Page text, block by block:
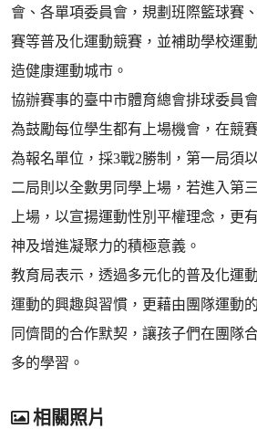
會、各單項委員會，規劃班際籃球賽
賽等普及化運動競賽，並補助學校運
造健康運動城市。
協辦賽事的臺中市體育總會排球委員
為鼓勵每位學生都有上場機會，在競
為報名單位，採3戰2勝制，第一局須
二局則以全數男同學上場，若進入第
上場，以宣揚運動性別平權理念，更
神及增進凝聚力的積極意義。
教育局表示，透過多元化的普及化運
運動的興趣與習慣，更藉由團隊運動
同儕間的合作默契，讓孩子們在團隊
多的學習。
相關照片